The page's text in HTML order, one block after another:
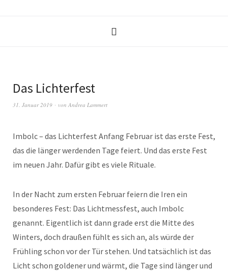
Das Lichterfest
31. Januar 2019 von Andrea Lammert
Imbolc – das Lichterfest Anfang Februar ist das erste Fest,
das die länger werdenden Tage feiert. Und das erste Fest
im neuen Jahr. Dafür gibt es viele Rituale.
In der Nacht zum ersten Februar feiern die Iren ein
besonderes Fest: Das Lichtmessfest, auch Imbolc
genannt. Eigentlich ist dann grade erst die Mitte des
Winters, doch draußen fühlt es sich an, als würde der
Frühling schon vor der Tür stehen. Und tatsächlich ist das
Licht schon goldener und wärmt, die Tage sind länger und